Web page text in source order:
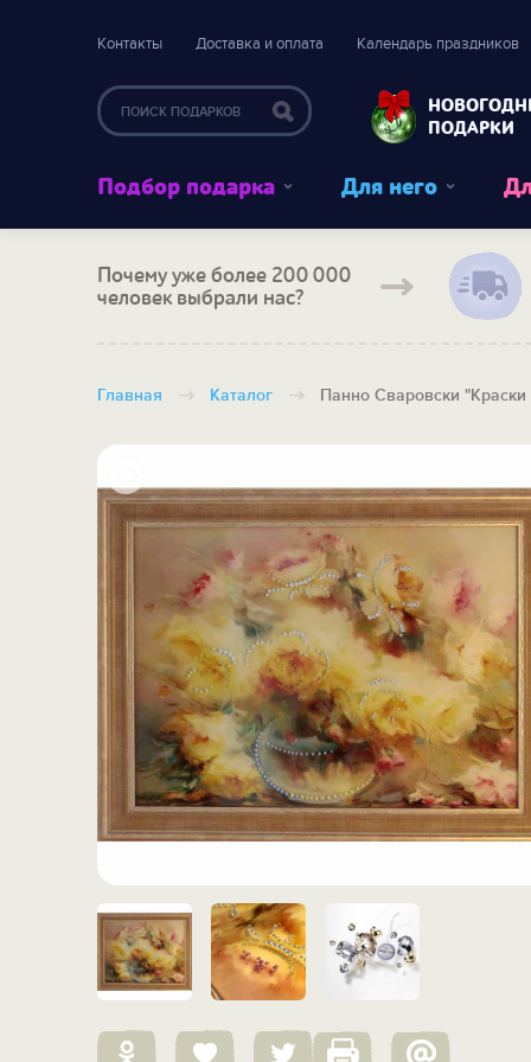
Контакты Доставка и оплата Календарь праздников
ПОДАРКИ
Подбор подарка Для него
Почему уже более 200 000
человек выбрали нас?
Главная Каталог Панно Сваровски